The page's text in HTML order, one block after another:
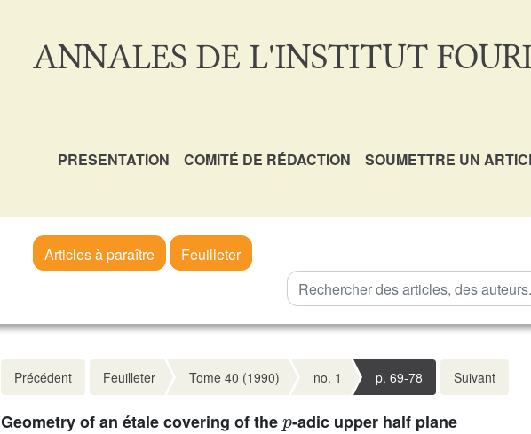
ANNALES DE L'INSTITUT
PRESENTATION COMITÉ DE RÉDACTION SOUMETTRE UN
Articles à paraître
Feuilleter
Précédent Feuilleter Tome 40 (1990) no. 1 p. 69-78 Suivant
Geometry of an étale covering of the -adic upper half plane